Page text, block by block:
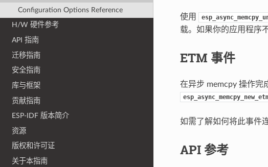
Configuration Options Reference
H/W 硬件参考
API 指南
迁移指南
安全指南
库与框架
贡献指南
ESP-IDF 版本简介
资源
版权和许可证
关于本指南
使用
载。如果你的应用程序
ETM 事件
在异步 memcpy 操作完
如需了解如何将此事件
API 参考